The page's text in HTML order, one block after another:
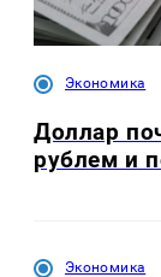
Экономика
Доллар
рублем и
Экономика